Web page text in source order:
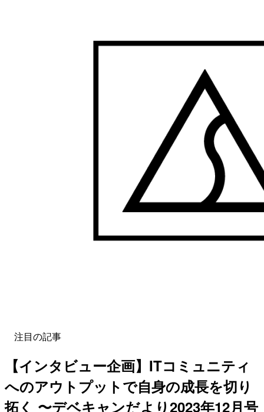
注目の記事
【インタビュー企画】ITコミュニティ
へのアウトプットで自身の成長を切り
拓く 〜デベキャンだより2023年12月号